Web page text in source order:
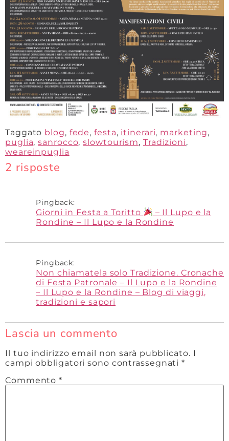
Taggato blog, fede,festa, itinerari, marketing,
puglia,sanrocco,slowtourism, Tradizioni,
weareinpuglia
2 risposte
Pingback:
Giorni in Festa a Toritto
– Il Lupo e la
Rondine – Il Lupo e la Rondine
Pingback:
Non chiamatela solo Tradizione. Cronache
di Festa Patronale – Il Lupo e la Rondine
– Il Lupo e la Rondine – Blog di viaggi,
tradizioni e sapori
Lascia un commento
Il tuo indirizzo email non sarà pubblicato. I
campi obbligatori sono contrassegnati*
Commento*